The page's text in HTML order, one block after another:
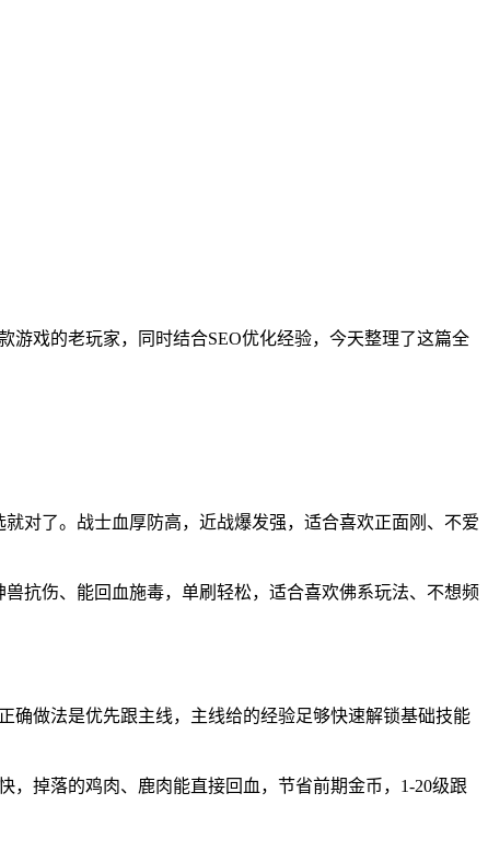
戏的老玩家，同时结合SEO优化经验，今天整理了这篇全
对了。战士血厚防高，近战爆发强，适合喜欢正面刚、不爱
抗伤、能回血施毒，单刷轻松，适合喜欢佛系玩法、不想频
确做法是优先跟主线，主线给的经验足够快速解锁基础技能
掉落的鸡肉、鹿肉能直接回血，节省前期金币，1-20级跟